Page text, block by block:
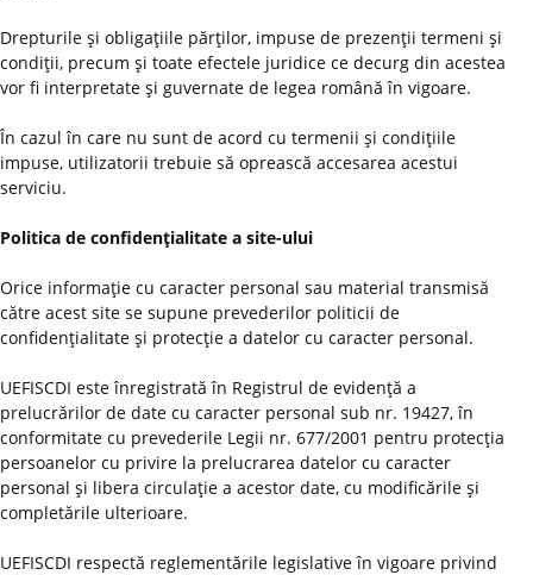
Drepturile şi obligaţiile părţilor, impuse de prezenţii termeni şi
condiţii, precum şi toate efectele juridice ce decurg din acestea
vor fi interpretate şi guvernate de legea română în vigoare.
În cazul în care nu sunt de acord cu termenii şi condiţiile
impuse, utilizatorii trebuie să oprească accesarea acestui
serviciu.
Politica de confidenţialitate a site-ului
Orice informaţie cu caracter personal sau material transmisă
către acest site se supune prevederilor politicii de
confidenţialitate şi protecţie a datelor cu caracter personal.
UEFISCDI este înregistrată în Registrul de evidenţă a
prelucrărilor de date cu caracter personal sub nr. 19427, în
conformitate cu prevederile Legii nr. 677/2001 pentru protecţia
persoanelor cu privire la prelucrarea datelor cu caracter
personal şi libera circulaţie a acestor date, cu modificările şi
completările ulterioare.
UEFISCDI respectă reglementările legislative în vigoare privind